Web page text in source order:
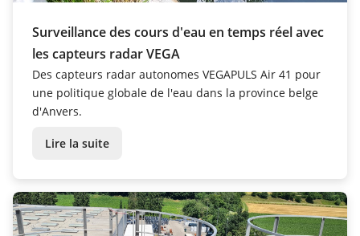
Surveillance des cours d'eau en temps réel avec
les capteurs radar VEGA
Des capteurs radar autonomes VEGAPULS Air 41 pour
une politique globale de l'eau dans la province belge
d'Anvers.
Lire la suite